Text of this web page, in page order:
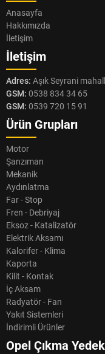
Anasayfa
Hakkımızda
İletişim
İletişim
Adres: Aşık Seyrani
GSM: 0538 834 34 65
GSM: 0539 720 15 91
Ürün Grupları
Motor
Şanzıman
Mekanik
Aydınlatma
Far - Stop
Fren - Debriyaj
Eksoz - Katalizatör
Elektrik Aksamı
Kalorifer - Klima
Kaporta
Kilit - Kontak
İç Aksam
Radyatör - Fan
Yakıt Sistemleri
İndirimli Ürünler
Opel Çıkma